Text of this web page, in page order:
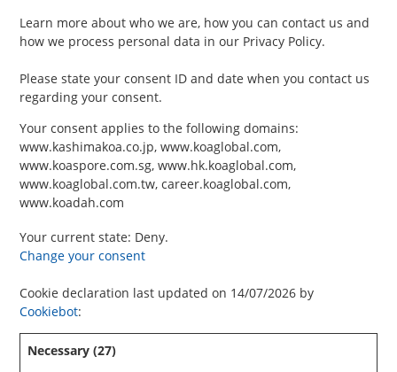
Learn more about who we are, how you can contact us and
how we process personal data in our Privacy Policy.
Please state your consent ID and date when you contact us
regarding your consent.
Your consent applies to the following domains:
www.kashimakoa.co.jp, www.koaglobal.com,
www.koaspore.com.sg, www.hk.koaglobal.com,
www.koaglobal.com.tw, career.koaglobal.com,
www.koadah.com
Your current state: Deny.
Change your consent
Cookie declaration last updated on 14/07/2026 by
Cookiebot:
Necessary (27)